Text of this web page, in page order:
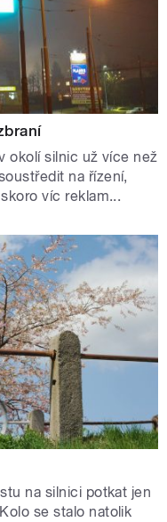
okolí silnic už více než
na řízení,
víc reklam...
na silnici potkat jen
se stalo natolik